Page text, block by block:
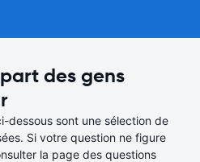
des gens
dessous sont une sélection de
Si votre question ne figure
la page des questions